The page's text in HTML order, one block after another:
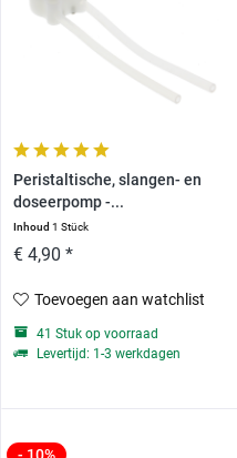
Peristaltische, slangen- en
doseerpomp -...
Inhoud1 Stück
€ 4,90 *
Toevoegen aan watchlist
41 Stuk op voorraad
Levertijd: 1-3 werkdagen
- 10%